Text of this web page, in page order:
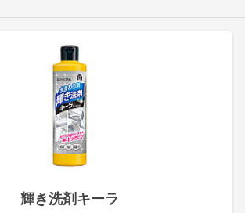
輝き洗剤キーラ